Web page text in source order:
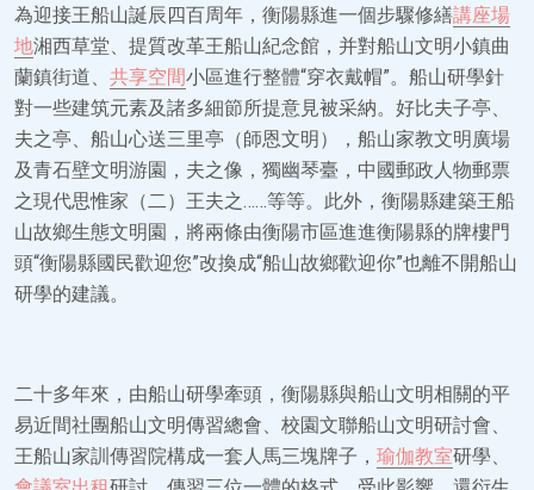
為迎接王船山誕辰四百周年，衡陽縣進一個步驟修繕講座場
地湘西草堂、提質改革王船山紀念館，并對船山文明小鎮曲
蘭鎮街道、 共享空間小區進行整體“穿衣戴帽”。船山研學針
對一些建筑元素及諸多細節所提意見被采納。好比夫子亭、
夫之亭、船山心送三里亭（師恩文明），船山家教文明廣場
及青石壁文明游園，夫之像，獨幽琴臺，中國郵政人物郵票
之現代思惟家（二）王夫之……等等。此外，衡陽縣建築王船
山故鄉生態文明園，將兩條由衡陽市區進進衡陽縣的牌樓門
頭“衡陽縣國民歡迎您”改換成“船山故鄉歡迎你”也離不開船山
研學的建議。
二十多年來，由船山研學牽頭，衡陽縣與船山文明相關的平
易近間社團船山文明傳習總會、校園文聯船山文明研討會、
王船山家訓傳習院構成一套人馬三塊牌子， 瑜伽教室研學、